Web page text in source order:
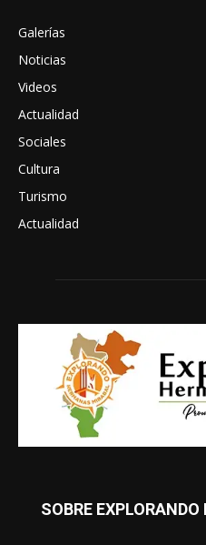
Galerías
Noticias
Videos
Actualidad
Sociales
Cultura
Turismo
Actualidad
SOBRE